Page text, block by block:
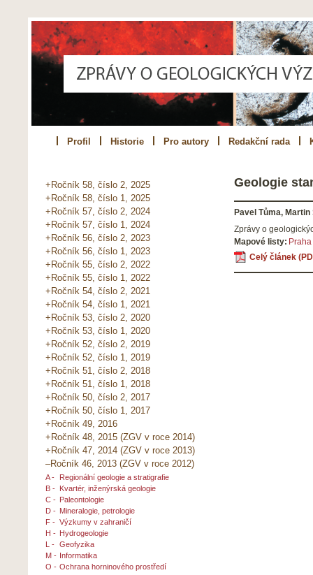
Profil Historie Pro autory Redakční rada
+Ročník 58, číslo 2, 2025
+Ročník 58, číslo 1, 2025
+Ročník 57, číslo 2, 2024
+Ročník 57, číslo 1, 2024
+Ročník 56, číslo 2, 2023
+Ročník 56, číslo 1, 2023
+Ročník 55, číslo 2, 2022
+Ročník 55, číslo 1, 2022
+Ročník 54, číslo 2, 2021
+Ročník 54, číslo 1, 2021
+Ročník 53, číslo 2, 2020
+Ročník 53, číslo 1, 2020
+Ročník 52, číslo 2, 2019
+Ročník 52, číslo 1, 2019
+Ročník 51, číslo 2, 2018
+Ročník 51, číslo 1, 2018
+Ročník 50, číslo 2, 2017
+Ročník 50, číslo 1, 2017
+Ročník 49, 2016
+Ročník 48, 2015 (ZGV v roce 2014)
+Ročník 47, 2014 (ZGV v roce 2013)
–Ročník 46, 2013 (ZGV v roce 2012)
A -
Regionální geologie a stratigrafie
B - Kvartér, inženýrská geologie
C - Paleontologie
D - Mineralogie, petrologie
F - Výzkumy v zahraničí
H - Hydrogeologie
L - Geofyzika
M - Informatika
O - Ochrana horninového prostředí
Geologie
Pavel Tůma,
Zprávy o
Mapové listy:
Celý článek